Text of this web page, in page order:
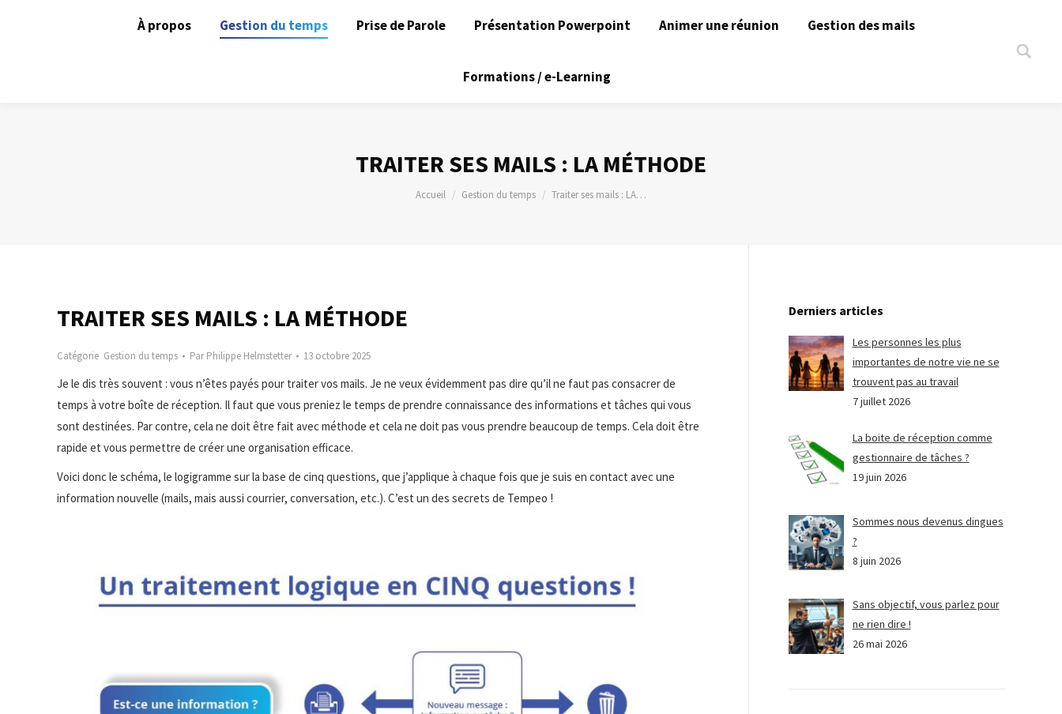
À propos Gestion du temps Prise de Parole Présentation Powerpoint Animer une réunion Gestion des mails
Formations / e-Learning
Search:
TRAITER SES MAILS : LA MÉTHODE
Vous êtes ici :
Accueil Gestion du temps Traiter ses mails : LA…
TRAITER SES MAILS : LA MÉTHODE
Catégorie Gestion du temps ParPhilippe Helmstetter 13 octobre 2025
Je le dis très souvent : vous n’êtes payés pour traiter vos mails. Je ne veux évidemment pas dire qu’il ne faut pas consacrer de
temps à votre boîte de réception. Il faut que vous preniez le temps de prendre connaissance des informations et tâches qui vous
sont destinées. Par contre, cela ne doit être fait avec méthode et cela ne doit pas vous prendre beaucoup de temps. Cela doit être
rapide et vous permettre de créer une organisation efficace.
Voici donc le schéma, le logigramme sur la base de cinq questions, que j’applique à chaque fois que je suis en contact avec une
information nouvelle (mails, mais aussi courrier, conversation, etc.). C’est un des secrets de Tempeo !
Derniers articles
Les personnes les plus
importantes de notre vie ne se
trouvent pas au travail
7 juillet 2026
La boite de réception comme
gestionnaire de tâches ?
19 juin 2026
Sommes nous devenus dingues
?
8 juin 2026
Sans objectif, vous parlez pour
ne rien dire !
26 mai 2026